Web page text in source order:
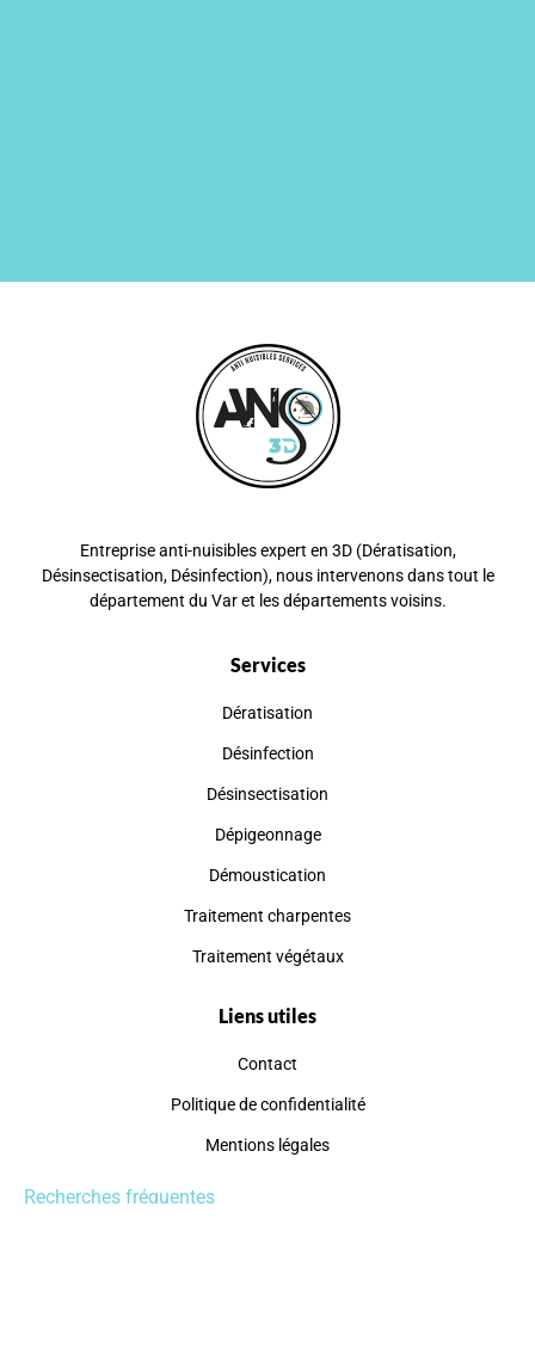
Entreprise anti-nuisibles expert en 3D (Dératisation,
Désinsectisation, Désinfection), nous intervenons dans tout le
département du Var et les départements voisins.
Services
Dératisation
Désinfection
Désinsectisation
Dépigeonnage
Démoustication
Traitement charpentes
Traitement végétaux
Liens utiles
Contact
Politique de confidentialité
Mentions légales
Recherches fréquentes